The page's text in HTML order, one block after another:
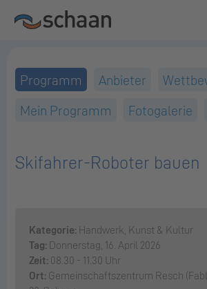
Programm Anbieter
Mein Programm
Fotogalerie
Skifahrer-Roboter bauen
Kategorie: Handwerk, Kunst & Kultur
Tag: Donnerstag, 16. April 2026
Zeit: 08.30 - 11.30 Uhr
Ort: Gemeinschaftszentrum Resch